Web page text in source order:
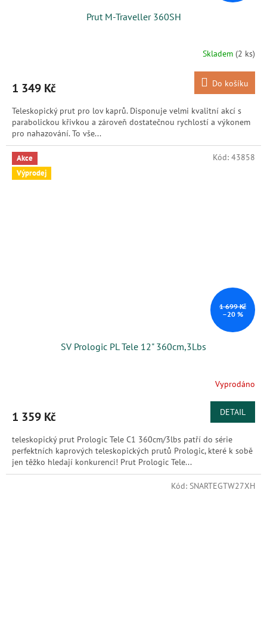
Prut M-Traveller 360SH
Skladem (2 ks)
1 349 Kč Do košíku
Teleskopický prut pro lov kaprů. Disponuje velmi kvalitní akcí s
parabolickou křivkou a zároveň dostatečnou rychlostí a výkonem
pro nahazování. To vše...
Akce
Výprodej
1 699 Kč
–20 %
SV Prologic PL Tele 12" 360cm,3Lbs
Vyprodáno
1 359 Kč DETAIL
teleskopický prut Prologic Tele C1 360cm/3lbs patří do série
perfektních kaprových teleskopických prutů Prologic, které k sobě
jen těžko hledají konkurenci! Prut Prologic Tele...
Kód: 43858
Kód: SNARTEGTW27XH